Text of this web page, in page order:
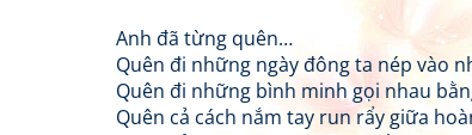
Anh đã từng quên…
Quên đi những ngày đông ta nép vào
Quên đi những bình minh gọi nhau
Quên cả cách nắm tay run rẩy giữa